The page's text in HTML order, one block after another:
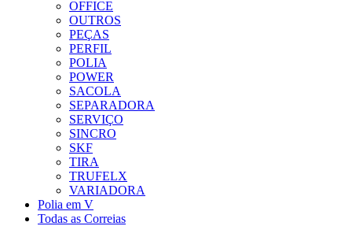
OFFICE
OUTROS
PEÇAS
PERFIL
POLIA
POWER
SACOLA
SEPARADORA
SERVIÇO
SINCRO
SKF
TIRA
TRUFELX
VARIADORA
Polia em V
Todas as Correias